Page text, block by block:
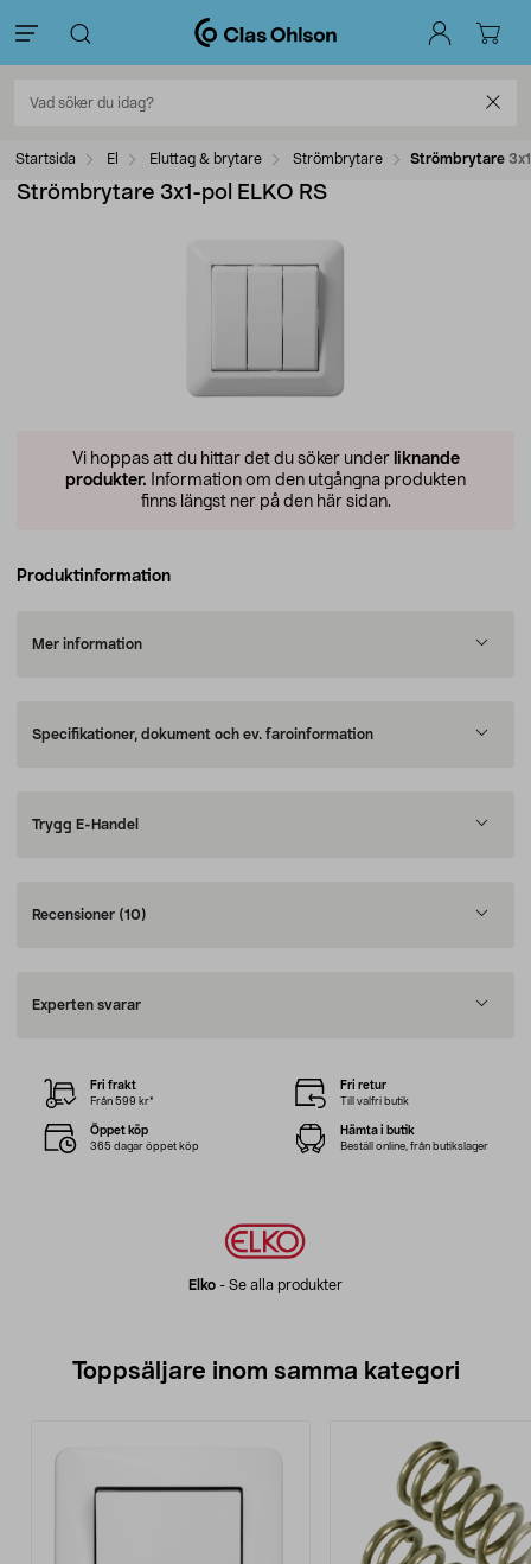
Startsida El Eluttag & brytare Strömbrytare Strömbrytare
Strömbrytare 3x1-pol ELKO RS
Vi hoppas att du hittar det du söker under liknande
produkter. Information om den utgångna produkten
finns längst ner på den här sidan.
Produktinformation
Mer information
Specifikationer, dokument och ev. faroinformation
Trygg E-Handel
Recensioner (10)
Experten svarar
Elko - Se alla produkter
Fri frakt
Från 599 kr*
Fri retur
Till valfri butik
Öppet köp
365 dagar öppet köp
Hämta i butik
Beställ online, från butikslager
Toppsäljare inom samma kategori